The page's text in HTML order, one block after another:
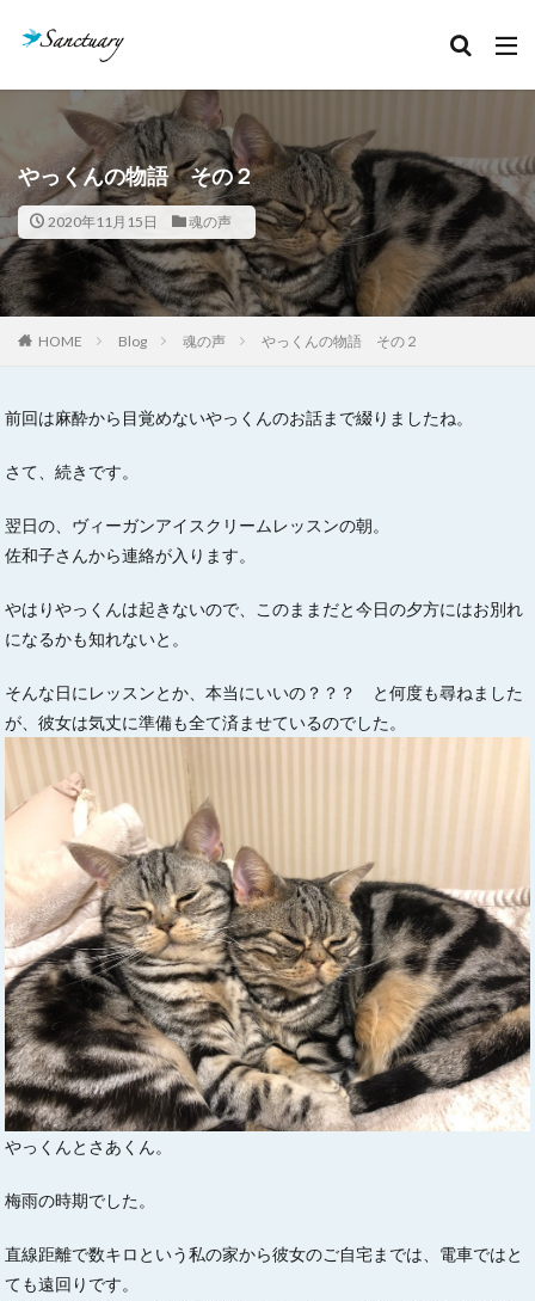
やっくんの物語 その２
2020年11月15日 魂の声
HOME Blog 魂の声 やっくんの物語 その２
前回は麻酔から目覚めないやっくんのお話まで綴りましたね。
さて、続きです。
翌日の、ヴィーガンアイスクリームレッスンの朝。
佐和子さんから連絡が入ります。
やはりやっくんは起きないので、このままだと今日の夕方にはお別れ
になるかも知れないと。
そんな日にレッスンとか、本当にいいの？？？ と何度も尋ねました
が、彼女は気丈に準備も全て済ませているのでした。
やっくんとさあくん。
梅雨の時期でした。
直線距離で数キロという私の家から彼女のご自宅までは、電車ではと
ても遠回りです。
カテゴリー
タグ
クリスタルあれこれ
セッション記録
ボージャイストーン
天然石
石のこと
絵本お披露目会
魂の声
検索